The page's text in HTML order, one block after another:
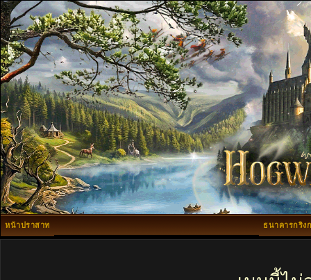
หน้าปราสาท ธนาคารกริง